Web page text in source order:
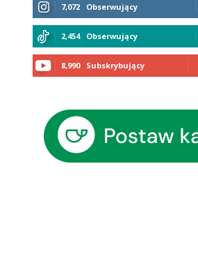
7,072 Obserwujący
2,454 Obserwujący
8,990 Subskrybujący